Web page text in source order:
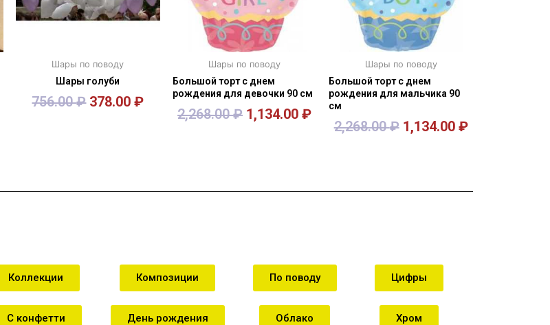
Шары по поводу
Шары голуби
756.00₽ 378.00₽
Шары по поводу
Большой торт с днем
рождения для девочки 90 см
2,268.00₽ 1,134.00₽
Шары по поводу
Большой торт с днем
рождения для мальчика 90
см
2,268.00₽ 1,134.00 ₽
Коллекции
С конфетти
Композиции
День рождения
По поводу
Облако
Цифры
Хром